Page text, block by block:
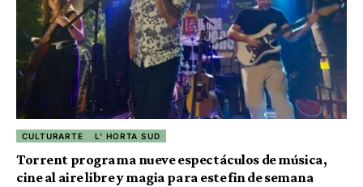
CULTURARTE L' HORTA SUD
Torrent programa nueve espectáculos de música,
cine al aire libre y magia para este fin de semana